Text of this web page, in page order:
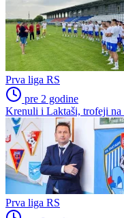
pre 2 godine
Stanivuković ostaje na
Prva liga RS
pre 2 godine
Defanzivci na potpisu:
se vratio u Slaviju